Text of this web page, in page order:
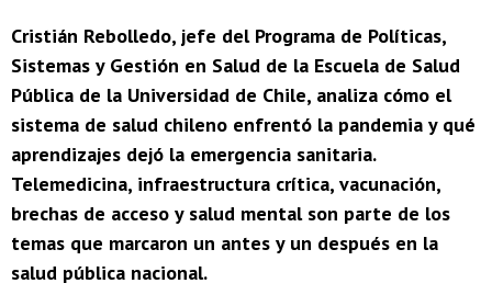
Cristián Rebolledo, jefe del Programa de Políticas,
Sistemas y Gestión en Salud de la Escuela de Salud
Pública de la Universidad de Chile, analiza cómo el
sistema de salud chileno enfrentó la pandemia y qué
aprendizajes dejó la emergencia sanitaria.
Telemedicina, infraestructura crítica, vacunación,
brechas de acceso y salud mental son parte de los
temas que marcaron un antes y un después en la
salud pública nacional.